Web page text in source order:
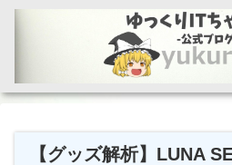
【グッズ解析】LUNA